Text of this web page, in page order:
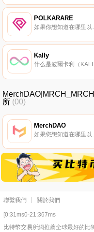
POLKARARE
如果你想知道在哪里以當前價格購買POLKARARE,目
Kally
所 (00)
MerchDAO
聯繫我們 關於我們
[0:31ms0-21:367ms
比特幣交易所網推薦全球最好的